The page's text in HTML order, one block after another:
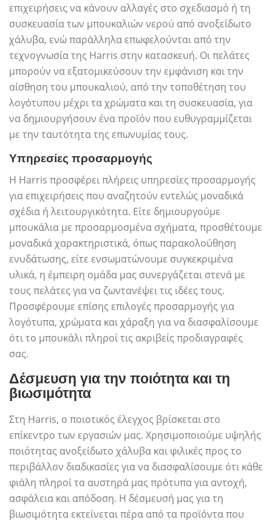
επιχειρήσεις να κάνουν αλλαγές στο σχεδιασμό ή τη
συσκευασία των μπουκαλιών νερού από ανοξείδωτο
χάλυβα, ενώ παράλληλα επωφελούνται από την
τεχνογνωσία της Harris στην κατασκευή. Οι πελάτες
μπορούν να εξατομικεύσουν την εμφάνιση και την
αίσθηση του μπουκαλιού, από την τοποθέτηση του
λογότυπου μέχρι τα χρώματα και τη συσκευασία, για
να δημιουργήσουν ένα προϊόν που ευθυγραμμίζεται
με την ταυτότητα της επωνυμίας τους.
Υπηρεσίες προσαρμογής
Η Harris προσφέρει πλήρεις υπηρεσίες προσαρμογής
για επιχειρήσεις που αναζητούν εντελώς μοναδικά
σχέδια ή λειτουργικότητα. Είτε δημιουργούμε
μπουκάλια με προσαρμοσμένα σχήματα, προσθέτουμε
μοναδικά χαρακτηριστικά, όπως παρακολούθηση
ενυδάτωσης, είτε ενσωματώνουμε συγκεκριμένα
υλικά, η έμπειρη ομάδα μας συνεργάζεται στενά με
τους πελάτες για να ζωντανέψει τις ιδέες τους.
Προσφέρουμε επίσης επιλογές προσαρμογής για
λογότυπα, χρώματα και χάραξη για να διασφαλίσουμε
ότι το μπουκάλι πληροί τις ακριβείς προδιαγραφές
σας.
Δέσμευση για την ποιότητα και τη
βιωσιμότητα
Στη Harris, ο ποιοτικός έλεγχος βρίσκεται στο
επίκεντρο των εργασιών μας. Χρησιμοποιούμε υψηλής
ποιότητας ανοξείδωτο χάλυβα και φιλικές προς το
περιβάλλον διαδικασίες για να διασφαλίσουμε ότι κάθε
φιάλη πληροί τα αυστηρά μας πρότυπα για αντοχή,
ασφάλεια και απόδοση. Η δέσμευσή μας για τη
βιωσιμότητα εκτείνεται πέρα ​​από τα προϊόντα που